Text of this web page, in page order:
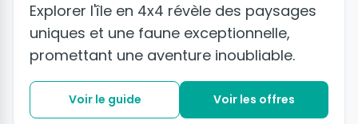
Explorer l'île en 4x4 révèle des paysages
uniques et une faune exceptionnelle,
promettant une aventure inoubliable.
Voir le guide Voir les offres